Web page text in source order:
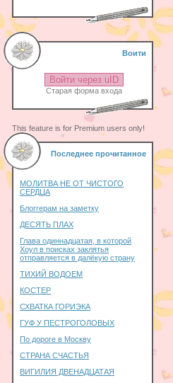
Воити
Войти через uID
Старая форма входа
This feature is for Premium users only!
Последнее прочитанное
МОЛИТВА НЕ ОТ ЧИСТОГО
СЕРДЦА
Блоггерам на заметку
ДЕСЯТЬ ПЛАХ
Глава одиннадцатая, в которой
Хоул в поисках заклятья
отправляется в далёкую страну
ТИХИЙ ВОДОЕМ
КОСТЕР
СХВАТКА ГОРИЭКА
ГУФ У ПЕСТРОГОЛОВЫХ
По дороге в Москву
СТРАНА СЧАСТЬЯ
ВИГИЛИЯ ДВЕНАДЦАТАЯ